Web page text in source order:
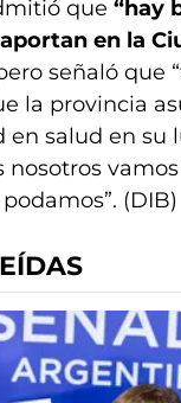
que “hay
en la
señaló que
la provincia
en salud en su
nosotros
(DIB)